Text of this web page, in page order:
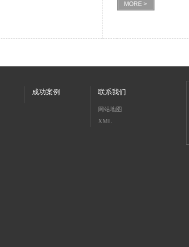
MORE >
成功案例 联系我们
网站地图
XML